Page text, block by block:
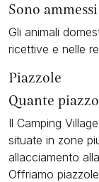
Sono
Gli animali
ricettive e nelle
Piazzole
Quante
Il Camping
situate in zone
allacciamento
Offriamo